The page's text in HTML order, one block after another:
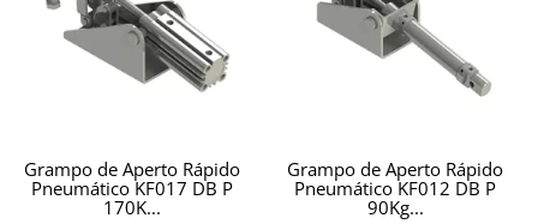
Grampo de Aperto Rápido
Pneumático KF017 DB P
170K...
Grampo de Aperto Rápido
Pneumático KF012 DB P
90Kg...